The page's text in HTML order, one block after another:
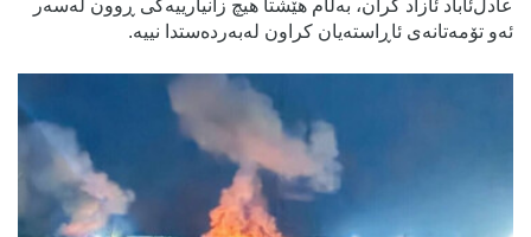
عادل‌ئاباد ئازاد کران، بەڵام هێشتا هیچ زانیارییەکی ڕوون لەسەر
ئەو تۆمەتانەی ئاڕاستەیان کراون لەبەردەستدا نییە.